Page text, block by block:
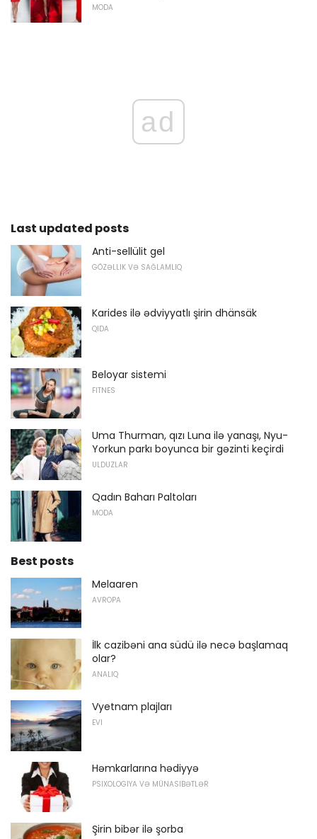
MODA
ad
Last updated posts
Anti-sellülit gel
GÖZƏLLIK VƏ SAĞLAMLIQ
Karides ilə ədviyyatlı şirin dhänsäk
QIDA
Beloyar sistemi
FITNES
Uma Thurman, qızı Luna ilə yanaşı, Nyu-
Yorkun parkı boyunca bir gəzinti keçirdi
ULDUZLAR
Qadın Baharı Paltoları
MODA
Best posts
Melaaren
AVROPA
İlk cazibəni ana südü ilə necə başlamaq
olar?
ANALIQ
Vyetnam plajları
EVI
Həmkarlarına hədiyyə
PSIXOLOGIYA VƏ MÜNASIBƏTLƏR
Şirin bibər ilə şorba